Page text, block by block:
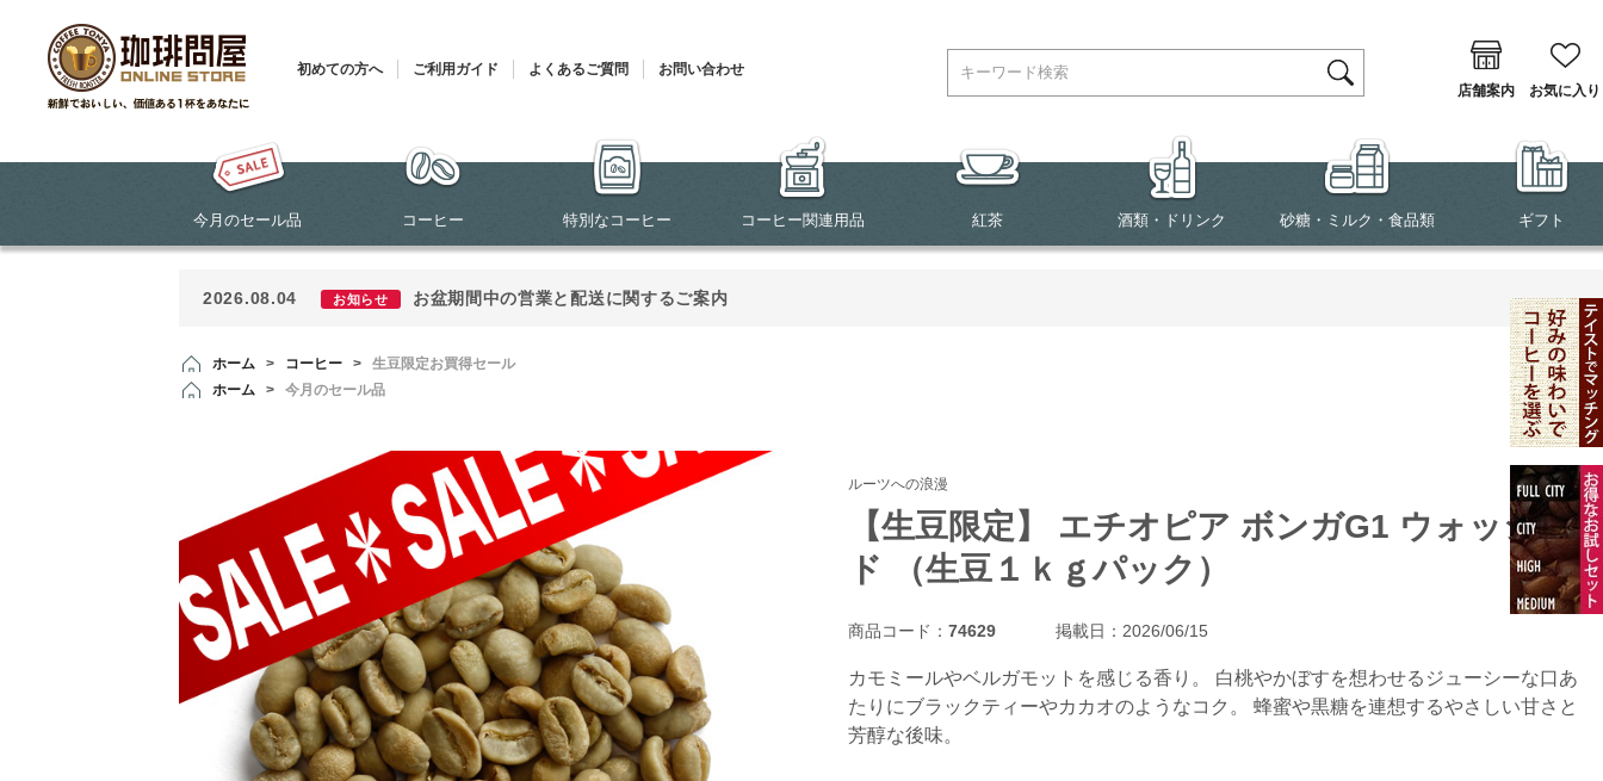
初めての方へ ご利用ガイド よくあるご質問
お問い合わせ
店舗案内
お気に入り
今月のセール品 コーヒー 特別なコーヒー コーヒー関連用品 紅茶 酒類・ドリンク 砂糖・ミルク・食品類 ギフト
2026.08.04 お知らせ お盆期間中の営業と配送に関するご案内
ホーム > コーヒー >
生豆限定お買得セール
ホーム
> 今月のセール品
ルーツへの浪漫
【生豆限定】 エチオピア ボンガG1 ウォッシュ
ド （生豆１ｋｇパック）
商品コード：74629 掲載日：2026/06/15
カモミールやベルガモットを感じる香り。 白桃やかぼすを想わせるジューシーな口あ
たりにブラックティーやカカオのようなコク。 蜂蜜や黒糖を連想するやさしい甘さと
芳醇な後味。